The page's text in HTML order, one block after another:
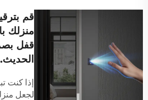
قم
منزلك
قفل
الحديث.
إذا كنت
لجعل